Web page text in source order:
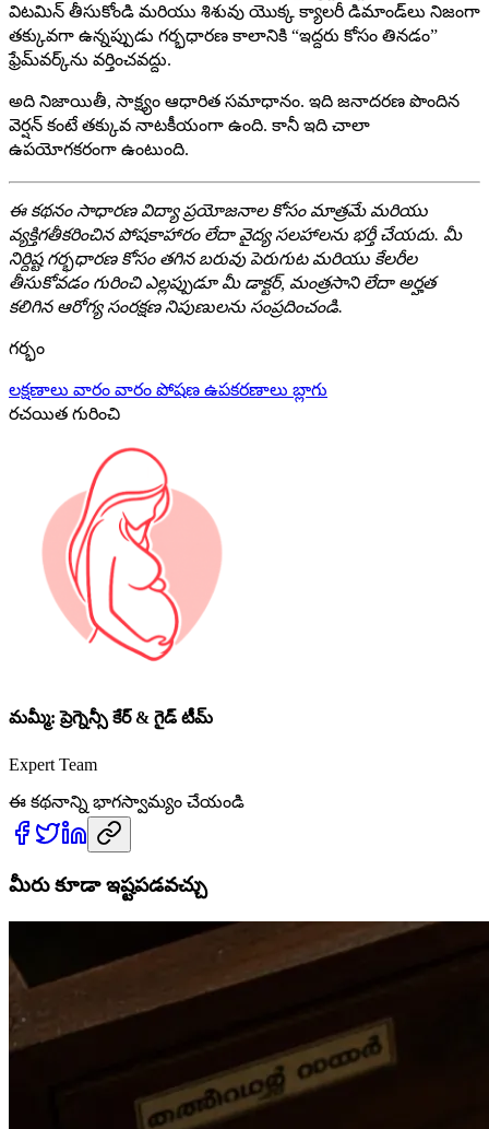
విటమిన్ తీసుకోండి మరియు శిశువు యొక్క క్యాలరీ డిమాండ్‌లు నిజంగా
తక్కువగా ఉన్నప్పుడు గర్భధారణ కాలానికి “ఇద్దరు కోసం తినడం”
ఫ్రేమ్‌వర్క్‌ను వర్తించవద్దు.
అది నిజాయితీ, సాక్ష్యం ఆధారిత సమాధానం. ఇది జనాదరణ పొందిన
వెర్షన్ కంటే తక్కువ నాటకీయంగా ఉంది. కానీ ఇది చాలా
ఉపయోగకరంగా ఉంటుంది.
ఈ కథనం సాధారణ విద్యా ప్రయోజనాల కోసం మాత్రమే మరియు
వ్యక్తిగతీకరించిన పోషకాహారం లేదా వైద్య సలహాలను భర్తీ చేయదు. మీ
నిర్దిష్ట గర్భధారణ కోసం తగిన బరువు పెరుగుట మరియు కేలరీల
తీసుకోవడం గురించి ఎల్లప్పుడూ మీ డాక్టర్, మంత్రసాని లేదా అర్హత
కలిగిన ఆరోగ్య సంరక్షణ నిపుణులను సంప్రదించండి.
గర్భం
లక్షణాలు వారం వారం పోషణ ఉపకరణాలు బ్లాగు
రచయిత గురించి
మమ్మీ: ప్రెగ్నెన్సీ కేర్ & గైడ్ టీమ్
Expert Team
ఈ కథనాన్ని భాగస్వామ్యం చేయండి
మీరు కూడా ఇష్టపడవచ్చు